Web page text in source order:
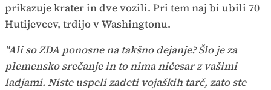
prikazuje krater in dve vozili. Pri tem naj bi ubili 70
Hutijevcev, trdijo v Washingtonu.
"Ali so ZDA ponosne na takšno dejanje? Šlo je za
plemensko srečanje in to nima ničesar z vašimi
ladjami. Niste uspeli zadeti vojaških tarč, zato ste